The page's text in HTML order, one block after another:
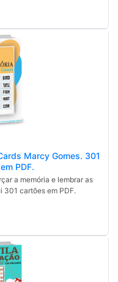
Marcy Gomes. 301
PDF.
a memória e lembrar as
301 cartões em PDF.